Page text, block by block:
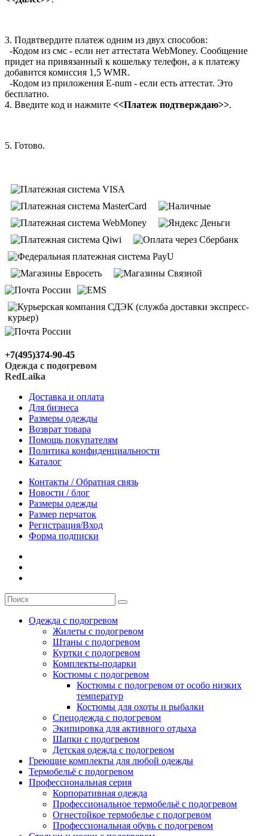
3. Подвтвердите платеж одним из двух способов:
-Кодом из смс - если нет аттестата WebMoney. Сообщение
придет на привязанный к кошельку телефон, а к платежу
добавится комиссия 1,5 WMR.
-Кодом из приложения E-num - если есть аттестат. Это
бесплатно.
4. Введите код и нажмите <<Платеж подтверждаю>>.
5. Готово.
+7(495)374-90-45
Одежда с подогревом
RedLaika
Доставка и оплата
Для бизнеса
Размеры одежды
Возврат товара
Помощь покупателям
Политика конфиденциальности
Каталог
Контакты / Обратная связь
Новости / блог
Размеры одежды
Размер перчаток
Регистрация/Вход
Форма подписки
Одежда с подогревом
Жилеты с подогревом
Штаны с подогревом
Куртки с подогревом
Комплекты-подарки
Костюмы с подогревом
Костюмы с подогревом от особо низких
температур
Костюмы для охоты и рыбалки
Спецодежда с подогревом
Экипировка для активного отдыха
Шапки с подогревом
Детская одежда с подогревом
Греющие комплекты для любой одежды
Термобельё с подогревом
Профессиональная серия
Корпоративная одежда
Профессиональное термобельё с подогревом
Огнестойкое термобелье с подогревом
Профессиональная обувь с подогревом